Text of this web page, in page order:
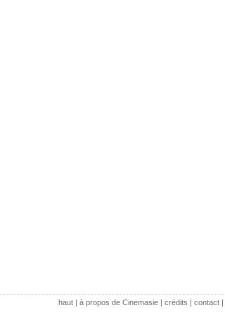
haut| à propos de Cinemasie| crédits | contact|